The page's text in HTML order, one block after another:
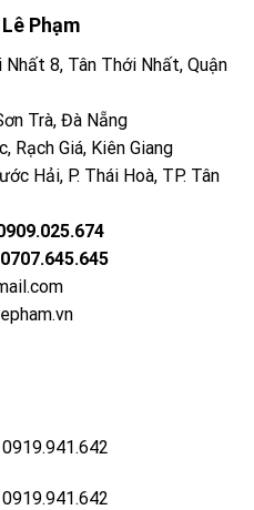
cảnh hành động nhanh
độ sáng và độ tương
ảnh sống động như
Phạm
8, Tân Thới Nhất, Quận
Trà, Đà Nẵng
Rạch Giá, Kiên Giang
Hải, P. Thái Hoà, TP. Tân